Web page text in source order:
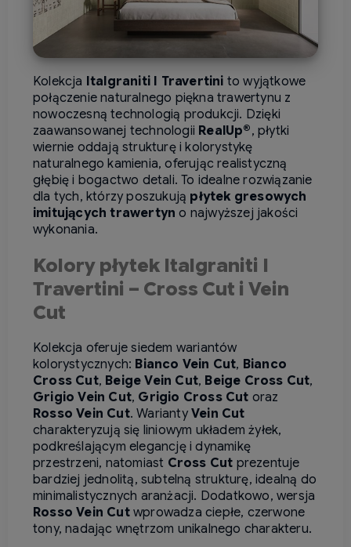
Kolekcja Italgraniti I Travertini to wyjątkowe
połączenie naturalnego piękna trawertynu z
nowoczesną technologią produkcji. Dzięki
zaawansowanej technologii RealUp®, płytki
wiernie oddają strukturę i kolorystykę
naturalnego kamienia, oferując realistyczną
głębię i bogactwo detali. To idealne rozwiązanie
dla tych, którzy poszukują płytek gresowych
imitujących trawertyn o najwyższej jakości
wykonania.
Kolory płytek Italgraniti I
Travertini – Cross Cut i Vein
Cut
Kolekcja oferuje siedem wariantów
kolorystycznych: Bianco Vein Cut, Bianco
Cross Cut, Beige Vein Cut, Beige Cross Cut,
Grigio Vein Cut, Grigio Cross Cut oraz
Rosso Vein Cut. WariantyVein Cut
charakteryzują się liniowym układem żyłek,
podkreślającym elegancję i dynamikę
przestrzeni, natomiast Cross Cut prezentuje
bardziej jednolitą, subtelną strukturę, idealną do
minimalistycznych aranżacji. Dodatkowo, wersja
Rosso Vein Cutwprowadza ciepłe, czerwone
tony, nadając wnętrzom unikalnego charakteru.